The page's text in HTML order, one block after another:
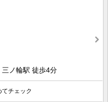
ノ輪駅 徒歩4分
チェック